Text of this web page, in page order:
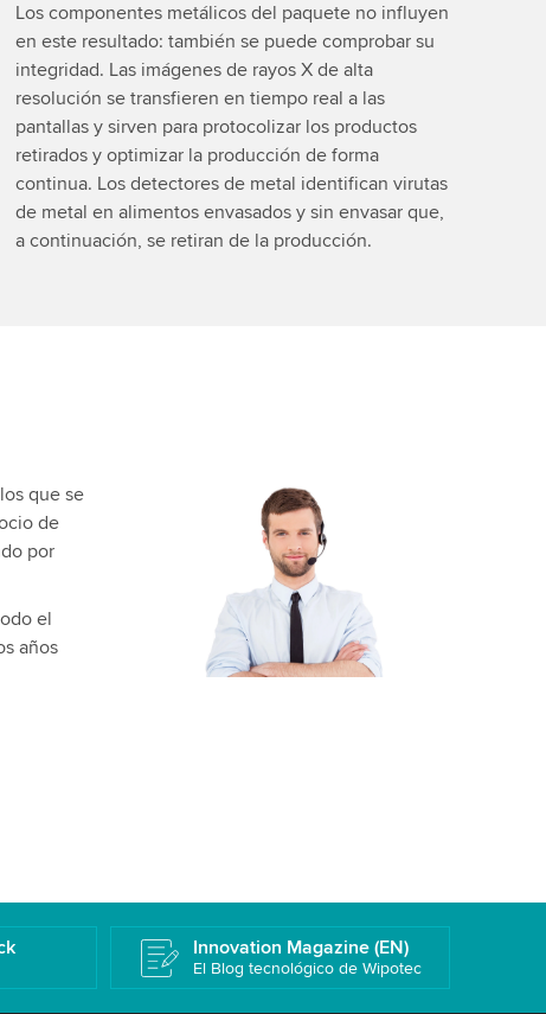
Los componentes metálicos del paquete no influyen
en este resultado: también se puede comprobar su
integridad. Las imágenes de rayos X de alta
resolución se transfieren en tiempo real a las
pantallas y sirven para protocolizar los productos
retirados y optimizar la producción de forma
continua. Los detectores de metal identifican virutas
de metal en alimentos envasados y sin envasar que,
a continuación, se retiran de la producción.
que se
de
por
el
años
Innovation Magazine (EN)
El Blog tecnológico de Wipotec